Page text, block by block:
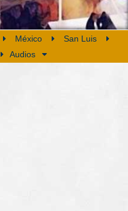
México
San Luis
Audios